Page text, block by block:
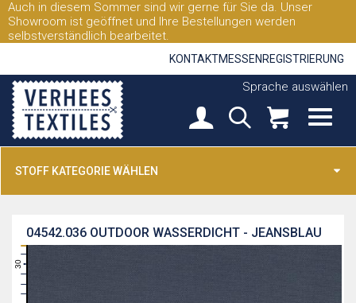
Auch in diesem Sommer sind wir gerne für Sie da. Unser
Showroom ist geöffnet und Ihre Bestellungen werden
selbstverständlich bearbeitet.
KONTAKTMESSEN REGISTRIERUNG
Sprache auswählen
STOFF KATEGORIE WÄHLEN
OUTDOOR WASSERDICHT - JEANSBLAU
04542.036